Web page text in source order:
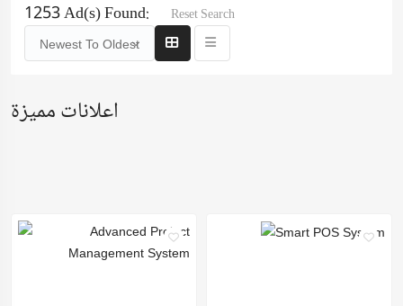
1253 Ad(s) Found: Reset Search
Newest To Oldest
اعلانات مميزة